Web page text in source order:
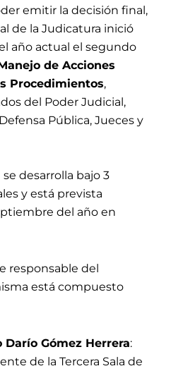
emitir la decisión final,
de la Judicatura inició
año actual el segundo
de Acciones
Procedimientos,
del Poder Judicial,
Pública, Jueces y
desarrolla bajo 3
y está prevista
del año en
responsable del
está compuesto
Darío Gómez Herrera:
de la Tercera Sala de